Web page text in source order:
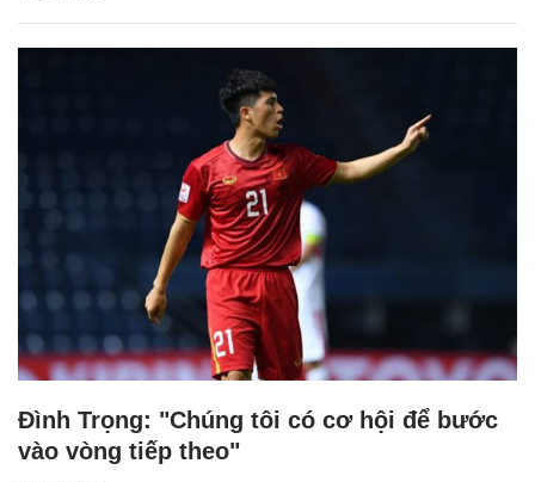
Đình Trọng: "Chúng tôi có cơ hội để bước
vào vòng tiếp theo"